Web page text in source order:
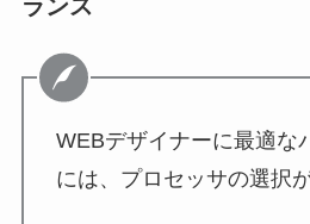
ランス
WEBデザイナーに最適な
には、プロセッサの選択